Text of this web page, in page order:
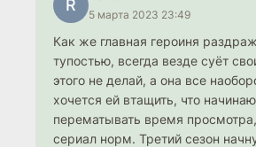
R
5 марта 2023 23:49
Как же главная героиня
тупостью, всегда везде суёт
этого не делай, а она все
хочется ей втащить, что начинаю
перематывать время
сериал норм. Третий сезон